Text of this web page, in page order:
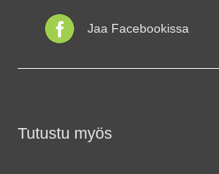
Jaa Facebookissa
Tutustu myös